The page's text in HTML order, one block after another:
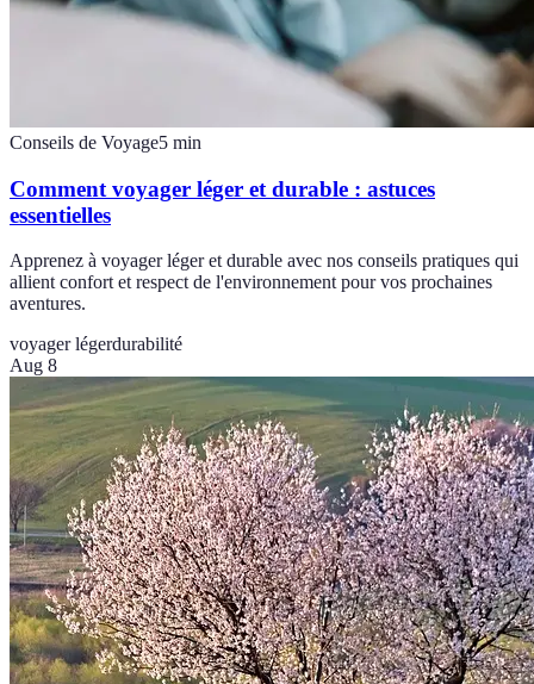
Conseils de Voyage5 min
Comment voyager léger et durable : astuces
essentielles
Apprenez à voyager léger et durable avec nos conseils pratiques qui
allient confort et respect de l'environnement pour vos prochaines
aventures.
voyager légerdurabilité
Aug 8